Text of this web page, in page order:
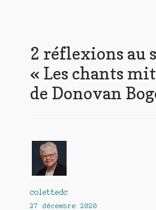
2 réflexions au
« Les chants
de Donovan
colettedc
27 décembre 2020